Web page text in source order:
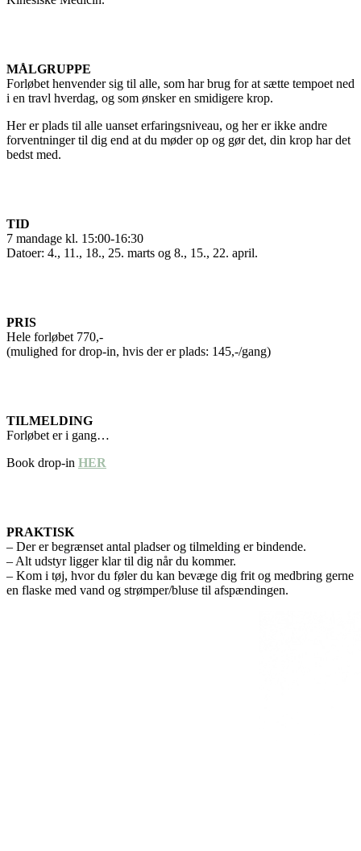
MÅLGRUPPE
Forløbet henvender sig til alle, som har brug for at sætte tempoet ned
i en travl hverdag, og som ønsker en smidigere krop.
Her er plads til alle uanset erfaringsniveau, og her er ikke andre
forventninger til dig end at du møder op og gør det, din krop har det
bedst med.
TID
7 mandage kl. 15:00-16:30
Datoer: 4., 11., 18., 25. marts og 8., 15., 22. april.
PRIS
Hele forløbet 770,-
(mulighed for drop-in, hvis der er plads: 145,-/gang)
TILMELDING
Forløbet er i gang…
Book drop-in HER
PRAKTISK
– Der er begrænset antal pladser og tilmelding er bindende.
– Alt udstyr ligger klar til dig når du kommer.
– Kom i tøj, hvor du føler du kan bevæge dig frit og medbring gerne
en flaske med vand og strømper/bluse til afspændingen.